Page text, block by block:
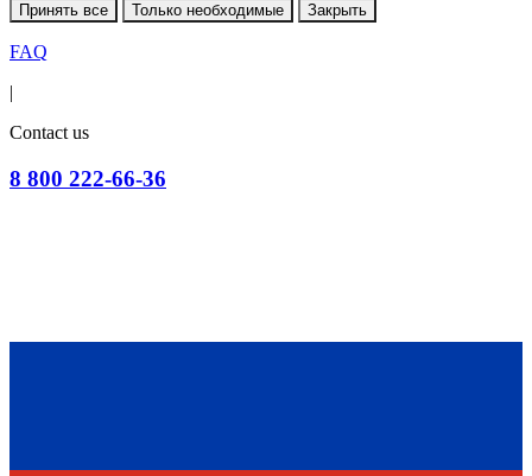
Принять все Только необходимые Закрыть
FAQ
|
Contact us
8 800 222-66-36